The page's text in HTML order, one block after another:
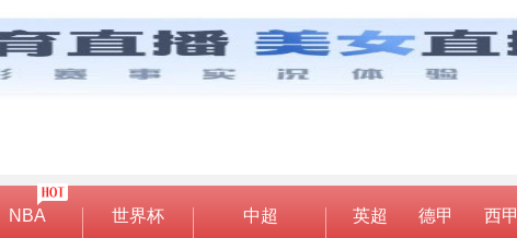
NBA
世界杯
中超
英超 德甲
西甲